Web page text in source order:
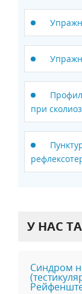
при
У НАС
Синдром